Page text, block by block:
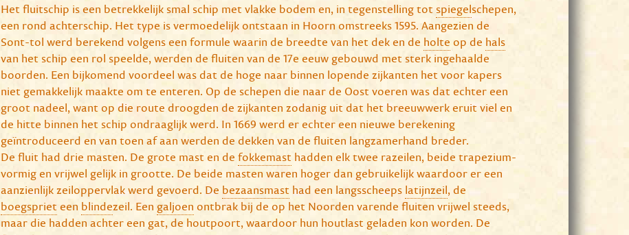
Het fluitschip is een betrekkelijk smal schip met vlakke bodem en, in tegenstelling tot spiegelschepen,
een rond achterschip. Het type is vermoedelijk ontstaan in Hoorn omstreeks 1595. Aangezien de
Sont-tol werd berekend volgens een formule waarin de breedte van het dek en de holte op de hals
van het schip een rol speelde, werden de fluiten van de 17e eeuw gebouwd met sterk ingehaalde
boorden. Een bijkomend voordeel was dat de hoge naar binnen lopende zijkanten het voor kapers
niet gemakkelijk maakte om te enteren. Op de schepen die naar de Oost voeren was dat echter een
groot nadeel, want op die route droogden de zijkanten zodanig uit dat het breeuwwerk eruit viel en
de hitte binnen het schip ondraaglijk werd. In 1669 werd er echter een nieuwe berekening
geïntroduceerd en van toen af aan werden de dekken van de fluiten langzamerhand breder.
De fluit had drie masten. De grote mast en de fokkemast hadden elk twee razeilen, beide trapezium-
vormig en vrijwel gelijk in grootte. De beide masten waren hoger dan gebruikelijk waardoor er een
aanzienlijk zeiloppervlak werd gevoerd. De bezaansmast had een langsscheeps latijnzeil, de
boegspriet een blindezeil. Een galjoen ontbrak bij de op het Noorden varende fluiten vrijwel steeds,
maar die hadden achter een gat, de houtpoort, waardoor hun houtlast geladen kon worden. De